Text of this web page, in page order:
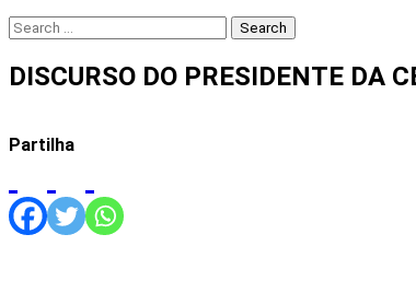
Search
for:
DISCURSO DO PRESIDENTE DA
Partilha